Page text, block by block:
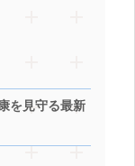
を見守る最新